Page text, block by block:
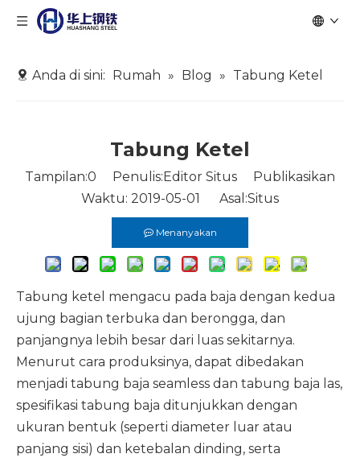
Anda di sini: Rumah » Blog » Tabung Ketel
Tabung Ketel
Tampilan:0 Penulis:Editor Situs Publikasikan
Waktu: 2019-05-01 Asal:Situs
Menanyakan
Tabung ketel mengacu pada baja dengan kedua
ujung bagian terbuka dan berongga, dan
panjangnya lebih besar dari luas sekitarnya.
Menurut cara produksinya, dapat dibedakan
menjadi tabung baja seamless dan tabung baja las,
spesifikasi tabung baja ditunjukkan dengan
ukuran bentuk (seperti diameter luar atau
panjang sisi) dan ketebalan dinding, serta